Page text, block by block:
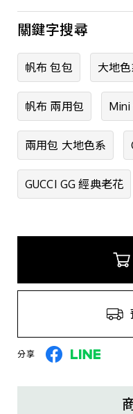
關鍵字搜尋
帆布 包包 大地
帆布 兩用包 Mini
兩用包 大地色系
GUCCI GG 經典老花
分享